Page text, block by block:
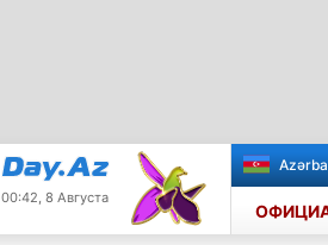
00:42, 8 Августа